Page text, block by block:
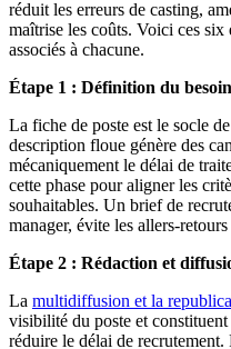
réduit les erreurs de casting,
maîtrise les coûts. Voici ces six
associés à chacune.
Étape 1 : Définition du
La fiche de poste est le socle
description floue génère des
mécaniquement le délai de
cette phase pour aligner les
souhaitables. Un brief de
manager, évite les allers-
Étape 2 : Rédaction et
La multidiffusion et la
visibilité du poste et
réduire le délai de recrutement.